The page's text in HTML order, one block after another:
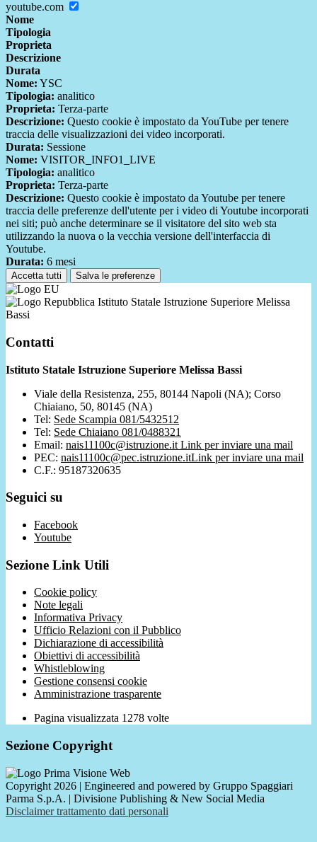
youtube.com
Nome
Tipologia
Proprieta
Descrizione
Durata
Nome: YSC
Tipologia: analitico
Proprieta: Terza-parte
Descrizione: Questo cookie è impostato da YouTube per tenere
traccia delle visualizzazioni dei video incorporati.
Durata: Sessione
Nome: VISITOR_INFO1_LIVE
Tipologia: analitico
Proprieta: Terza-parte
Descrizione: Questo cookie è impostato da Youtube per tenere
traccia delle preferenze dell'utente per i video di Youtube incorporati
nei siti; può anche determinare se il visitatore del sito web sta
utilizzando la nuova o la vecchia versione dell'interfaccia di
Youtube.
Durata: 6 mesi
Accetta tutti Salva le preferenze
Istituto Statale Istruzione Superiore Melissa
Bassi
Contatti
Istituto Statale Istruzione Superiore Melissa Bassi
Viale della Resistenza, 255, 80144 Napoli (NA); Corso
Chiaiano, 50, 80145 (NA)
Tel: Sede Scampia 081/5432512
Tel: Sede Chiaiano 081/0488321
Email: nais11100c@istruzione.it Link per inviare una mail
PEC: nais11100c@pec.istruzione.itLink per inviare una mail
C.F.: 95187320635
Seguici su
Facebook
Youtube
Sezione Link Utili
Cookie policy
Note legali
Informativa Privacy
Ufficio Relazioni con il Pubblico
Dichiarazione di accessibilità
Obiettivi di accessibilità
Whistleblowing
Gestione consensi cookie
Amministrazione trasparente
Pagina visualizzata 1278 volte
Sezione Copyright
Copyright 2026 | Engineered and powered by Gruppo Spaggiari
Parma S.p.A. | Divisione Publishing & New Social Media
Disclaimer trattamento dati personali